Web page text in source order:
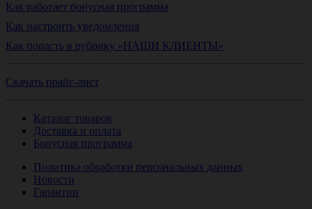
Как работает бонусная программа
Как настроить уведомления
Как попасть в рубрику «НАШИ КЛИЕНТЫ»
Скачать прайс-лист
Каталог товаров
Доставка и оплата
Бонусная программа
Политика обработки персональных данных
Новости
Гарантии